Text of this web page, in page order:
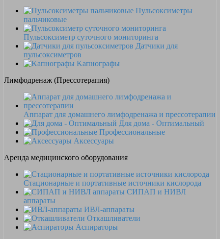
Пульсоксиметры
пальчиковые
Пульсоксиметр суточного мониторинга
Датчики для
пульсоксиметров
Kапнографы
Лимфодренаж (Прессотерапия)
Аппарат для домашнего лимфодренажа и прессотерапии
Для дома - Оптимальный
Профессиональные
Аксессуары
Аренда медицинского оборудования
Стационарные и портативные источники кислорода
СИПАП и НИВЛ
аппараты
ИВЛ-аппараты
Откашливатели
Аспираторы